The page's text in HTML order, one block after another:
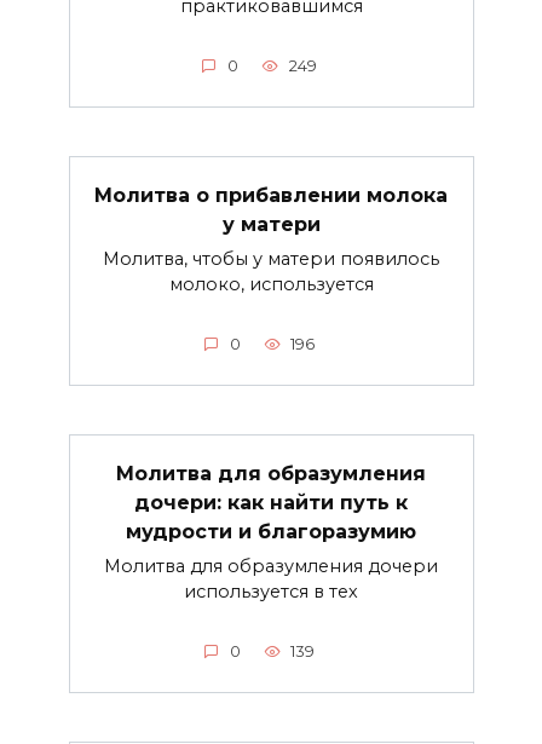
практиковавшимся
0 249
Молитва о прибавлении молока
у матери
Молитва, чтобы у матери появилось
молоко, используется
0 196
Молитва для образумления
дочери: как найти путь к
мудрости и благоразумию
Молитва для образумления дочери
используется в тех
0 139